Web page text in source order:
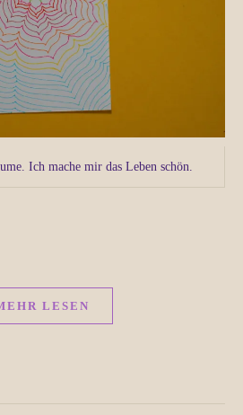
Ich mache mir das Leben schön.
LESEN